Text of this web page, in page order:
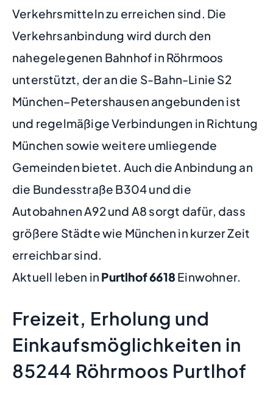
Verkehrsmitteln zu erreichen sind. Die
Verkehrsanbindung wird durch den
nahegelegenen Bahnhof in Röhrmoos
unterstützt, der an die S-Bahn-Linie S2
München–Petershausen angebunden ist
und regelmäßige Verbindungen in Richtung
München sowie weitere umliegende
Gemeinden bietet. Auch die Anbindung an
die Bundesstraße B304 und die
Autobahnen A92 und A8 sorgt dafür, dass
größere Städte wie München in kurzer Zeit
erreichbar sind.
Aktuell leben in Purtlhof6618 Einwohner.
Freizeit, Erholung und
Einkaufsmöglichkeiten in
85244 Röhrmoos Purtlhof